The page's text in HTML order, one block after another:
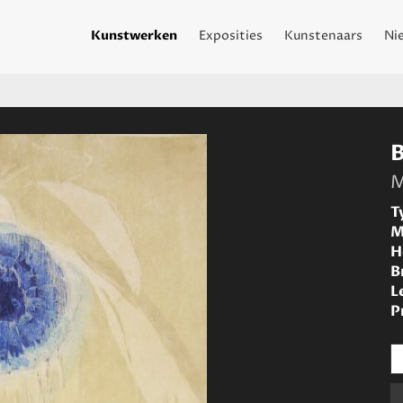
Kunstwerken Exposities Kunstenaars